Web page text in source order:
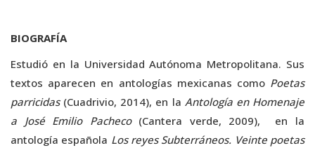
BIOGRAFÍA
Estudió en la Universidad Autónoma Metropolitana. Sus
textos aparecen en antologías mexicanas como Poetas
parricidas(Cuadrivio, 2014), en la Antología en Homenaje
a José Emilio Pacheco(Cantera verde, 2009), en la
antología española Los reyes Subterráneos. Veinte poetas